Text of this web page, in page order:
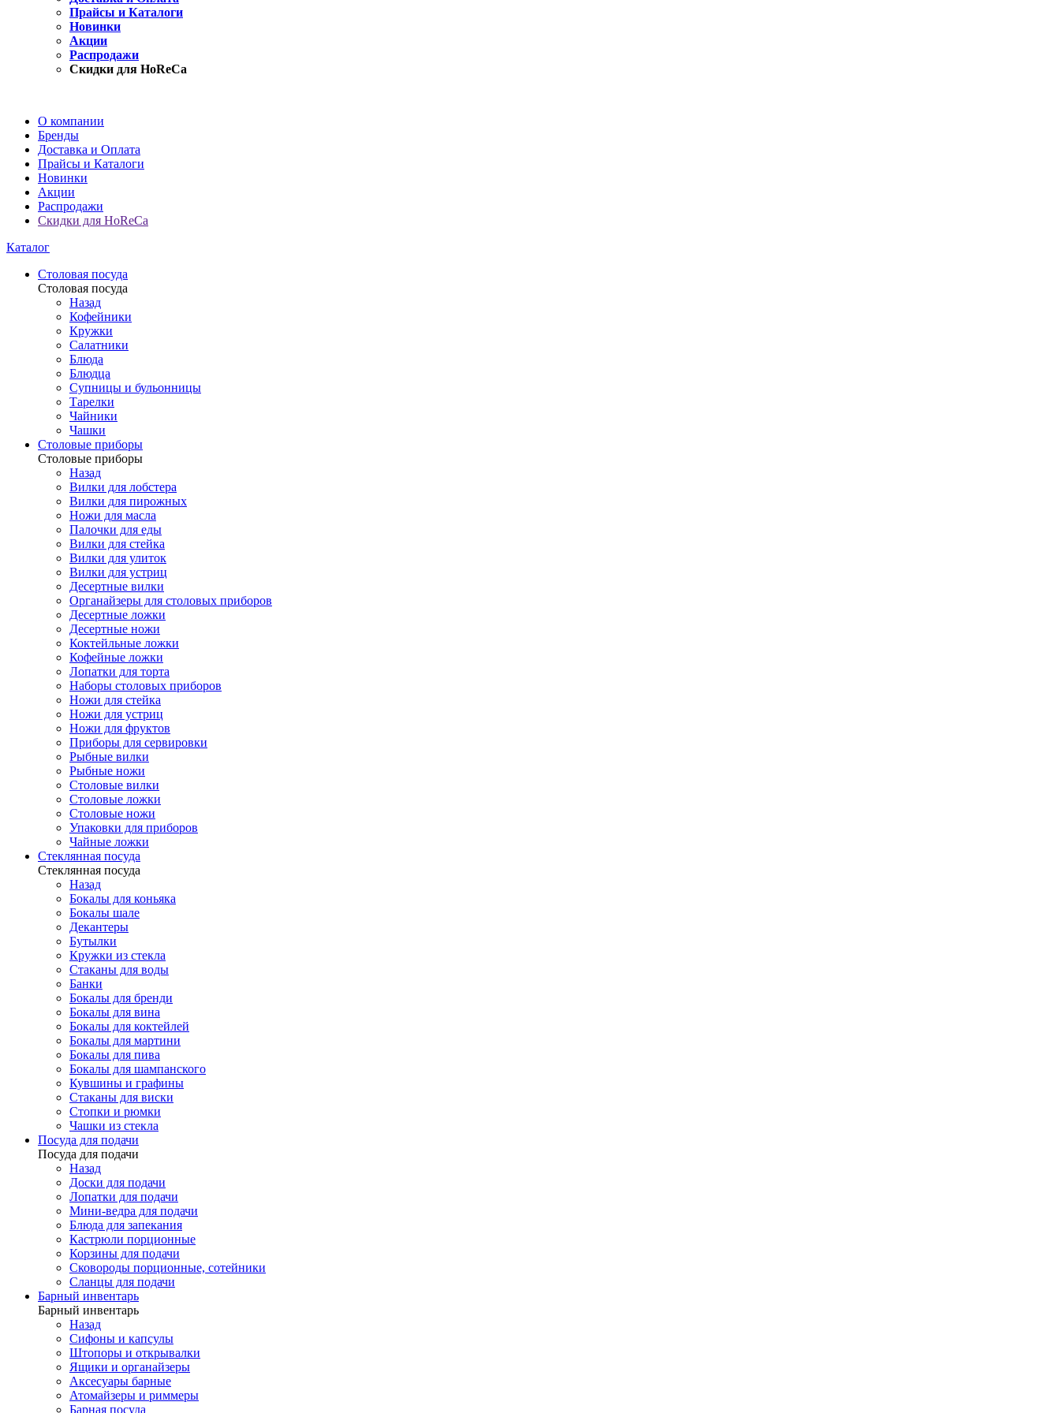
Прайсы и Каталоги
Новинки
Акции
Распродажи
Скидки для HoReCa
О компании
Бренды
Доставка и Оплата
Прайсы и Каталоги
Новинки
Акции
Распродажи
Скидки для HoReCa
Каталог
Столовая посуда
Столовая посуда
Назад
Кофейники
Кружки
Салатники
Блюда
Блюдца
Супницы и бульонницы
Тарелки
Чайники
Чашки
Cтоловые приборы
Cтоловые приборы
Назад
Вилки для лобстера
Вилки для пирожных
Ножи для масла
Палочки для еды
Вилки для стейка
Вилки для улиток
Вилки для устриц
Десертные вилки
Органайзеры для столовых приборов
Десертные ложки
Десертные ножи
Коктейльные ложки
Кофейные ложки
Лопатки для торта
Наборы столовых приборов
Ножи для стейка
Ножи для устриц
Ножи для фруктов
Приборы для сервировки
Рыбные вилки
Рыбные ножи
Столовые вилки
Столовые ложки
Столовые ножи
Упаковки для приборов
Чайные ложки
Стеклянная посуда
Стеклянная посуда
Назад
Бокалы для коньяка
Бокалы шале
Декантеры
Бутылки
Кружки из стекла
Стаканы для воды
Банки
Бокалы для бренди
Бокалы для вина
Бокалы для коктейлей
Бокалы для мартини
Бокалы для пива
Бокалы для шампанского
Кувшины и графины
Стаканы для виски
Стопки и рюмки
Чашки из стекла
Посуда для подачи
Посуда для подачи
Назад
Доски для подачи
Лопатки для подачи
Мини-ведра для подачи
Блюда для запекания
Кастрюли порционные
Корзины для подачи
Сковороды порционные, сотейники
Сланцы для подачи
Барный инвентарь
Барный инвентарь
Назад
Сифоны и капсулы
Штопоры и открывалки
Ящики и органайзеры
Аксесуары барные
Атомайзеры и риммеры
Барная посуда